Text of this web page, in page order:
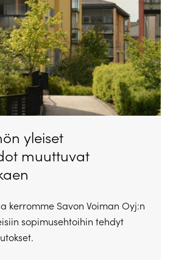
yleiset
muuttuvat
kerromme Savon Voiman Oyj:n
sopimusehtoihin tehdyt